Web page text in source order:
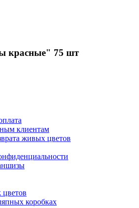
красные" 75 шт
клиентам
живых цветов
коробках